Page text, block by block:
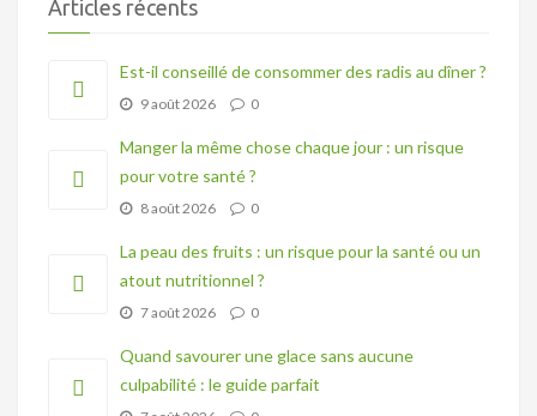
Articles récents
Est-il conseillé de consommer des radis au dîner ?
9 août 2026 0
Manger la même chose chaque jour : un risque
pour votre santé ?
8 août 2026 0
La peau des fruits : un risque pour la santé ou un
atout nutritionnel ?
7 août 2026 0
Quand savourer une glace sans aucune
culpabilité : le guide parfait